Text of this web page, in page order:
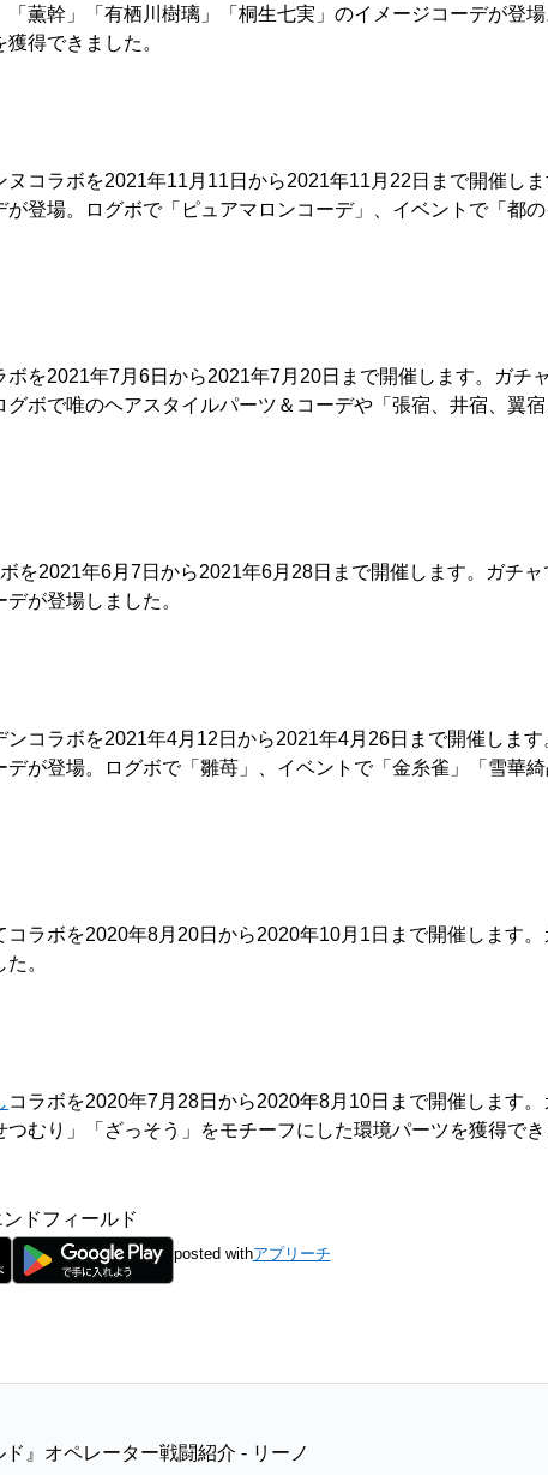
薫幹」「有栖川樹璃」「桐生七実」のイメージコーデが登
得できました。
コラボを2021年11月11日から2021年11月22日まで開催し
登場。ログボで「ピュアマロンコーデ」、イベントで「都
を2021年7月6日から2021年7月20日まで開催します。ガチ
グボで唯のヘアスタイルパーツ＆コーデや「張宿、井宿、翼
を2021年6月7日から2021年6月28日まで開催します。ガチ
が登場しました。
コラボを2021年4月12日から2021年4月26日まで開催します
デが登場。ログボで「雛苺」、イベントで「金糸雀」「雪華
ラボを2020年8月20日から2020年10月1日まで開催します
。
コラボを2020年7月28日から2020年8月10日まで開催します
むり」「ざっそう」をモチーフにした環境パーツを獲得でき
ドフィールド
posted withアプリーチ
』オペレーター戦闘紹介 - リーノ